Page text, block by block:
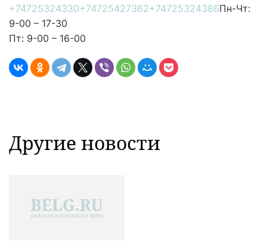
+74725324330+74725427362+74725324386Пн-Чт:
9-00 – 17-30
Пт: 9-00 – 16-00
Другие новости